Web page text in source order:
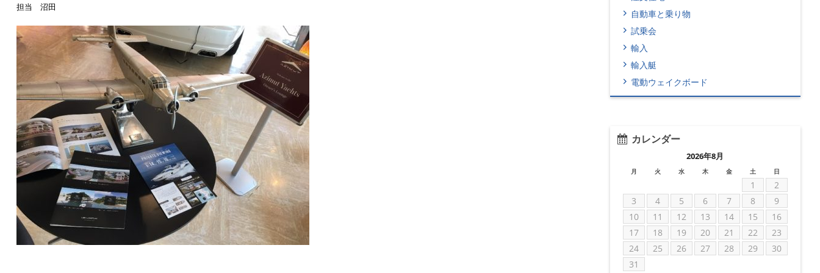
担当 沼田
自動車と乗り物
試乗会
輸入
輸入艇
電動ウェイクボード
カレンダー
2026年8月
月 火 水 木 金 土 日
1
2
3
4 5 6 7 8
9
10
11 12 13 14 15
16
17
18 19 20 21 22
23
24
25 26 27 28 29
30
31